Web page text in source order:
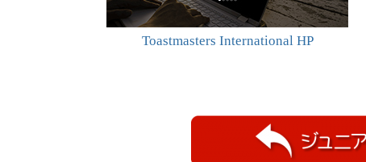
Toastmasters International HP